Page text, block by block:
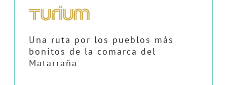
Una ruta por los pueblos más
bonitos de la comarca del
Matarraña